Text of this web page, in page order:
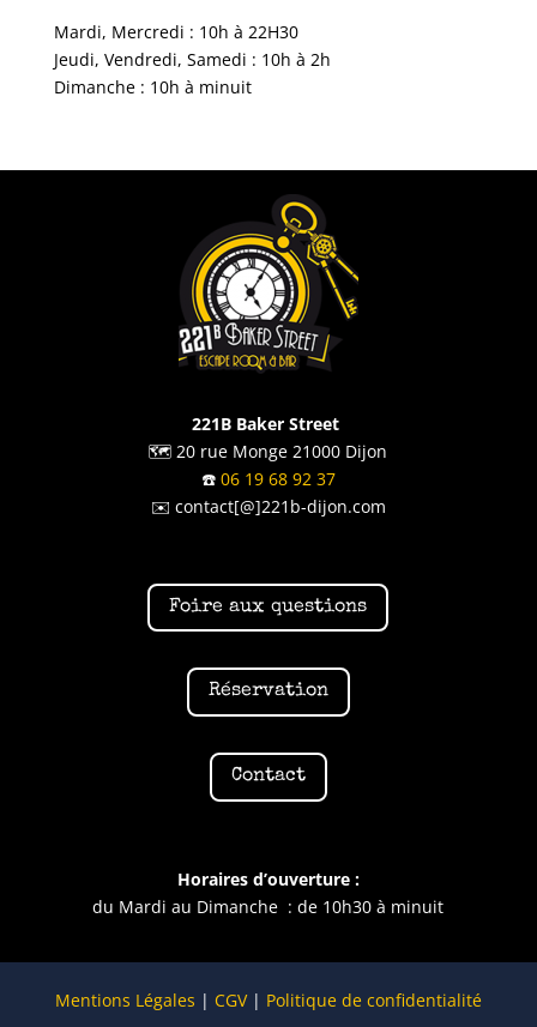
Mardi, Mercredi : 10h à 22H30
Jeudi, Vendredi, Samedi : 10h à 2h
Dimanche : 10h à minuit
221B Baker Street
🗺️ 20 rue Monge 21000 Dijon
☎️ 06 19 68 92 37
✉️ contact[@]221b-dijon.com
Foire aux questions
Réservation
Contact
Horaires d’ouverture :
du Mardi au Dimanche : de 10h30 à minuit
Mentions Légales | CGV| Politique de confidentialité